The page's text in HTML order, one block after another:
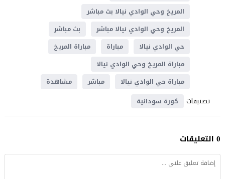
المريخ وحي الوادي نيالا بث مباشر
المريخ وحي الوادي نيالا مباشر
بث مباشر
حي الوادي نيالا
مباراة
مباراة المريخ
مباراة المريخ وحي الوادي نيالا
مباراة حي الوادي نيالا
مباشر مشاهدة
تصنيفات كورة سودانية
0 التعليقات